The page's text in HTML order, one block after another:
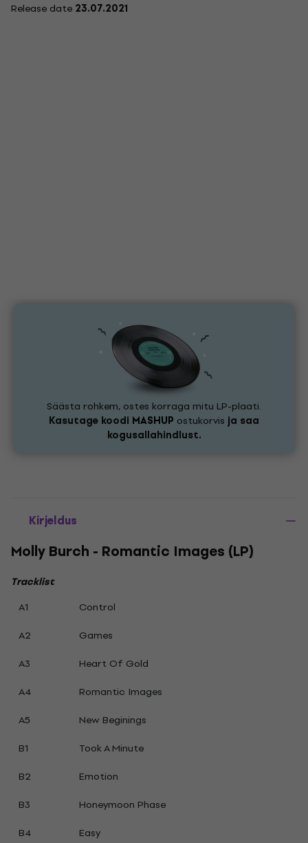
Release date 23.07.2021
Säästa rohkem, ostes korraga mitu LP-plaati.
Kasutage koodi MASHUP ostukorvis ja saa
kogusallahindlust.
Kirjeldus
Molly Burch - Romantic Images (LP)
Tracklist
A1
Control
A2
Games
A3
Heart Of Gold
A4
Romantic Images
A5
New Beginings
B1
Took A Minute
B2
Emotion
B3
Honeymoon Phase
B4
Easy